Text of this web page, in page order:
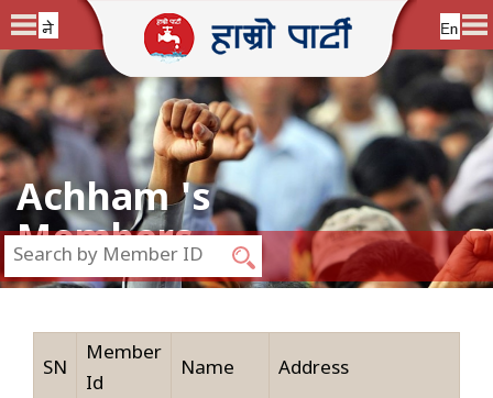
Achham 's
Members
SN
Member
Id
Name Address